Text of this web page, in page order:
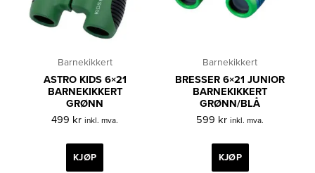
Barnekikkert
ASTRO KIDS 6×21
BARNEKIKKERT
GRØNN
499 kr inkl. mva.
KJØP
Barnekikkert
BRESSER 6×21 JUNIOR
BARNEKIKKERT
GRØNN/BLÅ
599 kr inkl. mva.
KJØP